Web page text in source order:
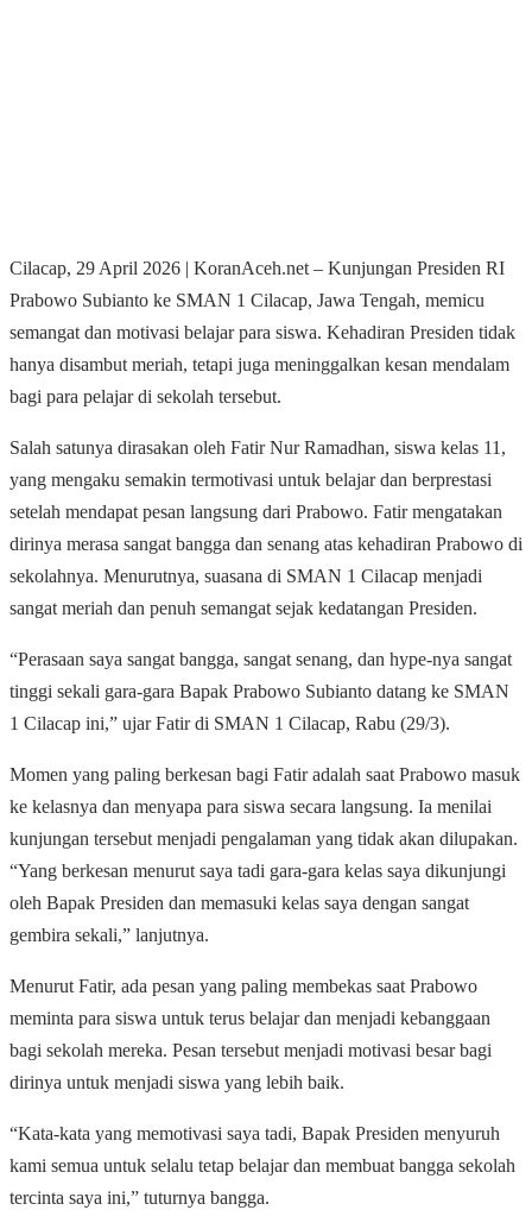
Cilacap, 29 April 2026 | KoranAceh.net – Kunjungan Presiden RI
Prabowo Subianto ke SMAN 1 Cilacap, Jawa Tengah, memicu
semangat dan motivasi belajar para siswa. Kehadiran Presiden tidak
hanya disambut meriah, tetapi juga meninggalkan kesan mendalam
bagi para pelajar di sekolah tersebut.
Salah satunya dirasakan oleh Fatir Nur Ramadhan, siswa kelas 11,
yang mengaku semakin termotivasi untuk belajar dan berprestasi
setelah mendapat pesan langsung dari Prabowo. Fatir mengatakan
dirinya merasa sangat bangga dan senang atas kehadiran Prabowo di
sekolahnya. Menurutnya, suasana di SMAN 1 Cilacap menjadi
sangat meriah dan penuh semangat sejak kedatangan Presiden.
“Perasaan saya sangat bangga, sangat senang, dan hype-nya sangat
tinggi sekali gara-gara Bapak Prabowo Subianto datang ke SMAN
1 Cilacap ini,” ujar Fatir di SMAN 1 Cilacap, Rabu (29/3).
Momen yang paling berkesan bagi Fatir adalah saat Prabowo masuk
ke kelasnya dan menyapa para siswa secara langsung. Ia menilai
kunjungan tersebut menjadi pengalaman yang tidak akan dilupakan.
“Yang berkesan menurut saya tadi gara-gara kelas saya dikunjungi
oleh Bapak Presiden dan memasuki kelas saya dengan sangat
gembira sekali,” lanjutnya.
Menurut Fatir, ada pesan yang paling membekas saat Prabowo
meminta para siswa untuk terus belajar dan menjadi kebanggaan
bagi sekolah mereka. Pesan tersebut menjadi motivasi besar bagi
dirinya untuk menjadi siswa yang lebih baik.
“Kata-kata yang memotivasi saya tadi, Bapak Presiden menyuruh
kami semua untuk selalu tetap belajar dan membuat bangga sekolah
tercinta saya ini,” tuturnya bangga.